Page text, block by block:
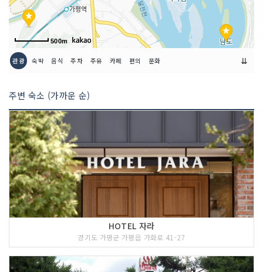
500m
관광 숙박 음식 주차 주유 카페 편의 문화 ⇊
주변 숙소 (가까운 순)
HOTEL 자라
경기도 가평군 가평읍 가화로 41-27